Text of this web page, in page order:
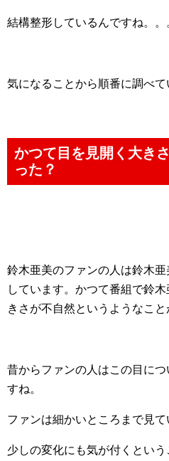
結構整形しているんですね。。
気になることから順番に調べて
かつて目を見開く大き
った？
鈴木亜美のファンの人は鈴木
しています。かつて番組で鈴
きさが不自然というようなこと
昔からファンの人はこの目に
すね。
ファンは細かいところまで見て
少しの変化にも気が付くという